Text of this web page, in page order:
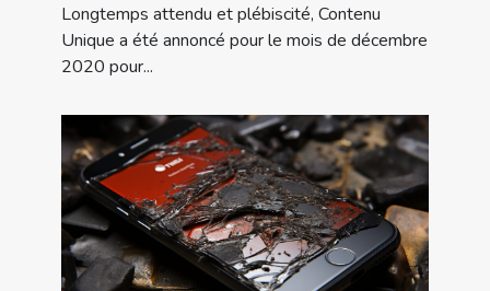
Longtemps attendu et plébiscité, Contenu
Unique a été annoncé pour le mois de décembre
2020 pour...